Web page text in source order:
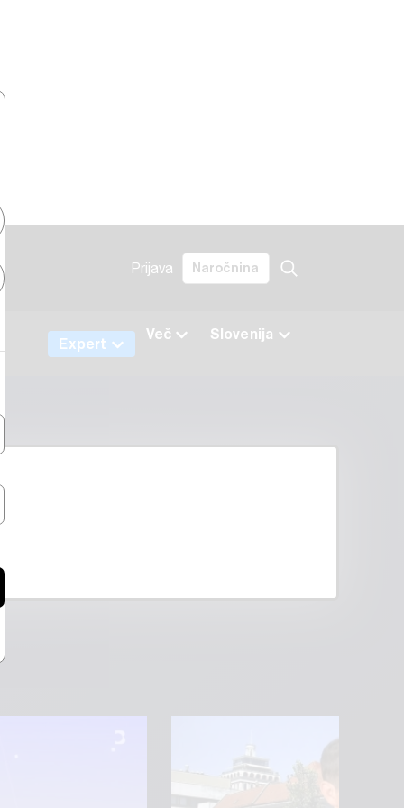
Prijava Naročnina
Slovenija
Expert
Več